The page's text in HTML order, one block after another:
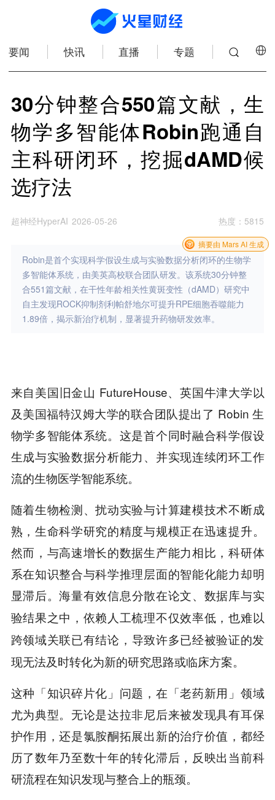
要闻 快讯 直播 专题
30分钟整合550篇文献，生
物学多智能体Robin跑通自
主科研闭环，挖掘dAMD候
选疗法
超神经HyperAI 2026-05-26 热度 ： 5815
Robin是首个实现科学假设生成与实验数据分析闭环的生物学
多智能体系统，由美英高校联合团队研发。该系统30分钟整
合551篇文献，在干性年龄相关性黄斑变性（dAMD）研究中
自主发现ROCK抑制剂利帕舒地尔可提升RPE细胞吞噬能力
1.89倍，揭示新治疗机制，显著提升药物研发效率。
摘要由 Mars AI 生成
来自美国旧金山 FutureHouse、英国牛津大学以
及美国福特汉姆大学的联合团队提出了 Robin 生
物学多智能体系统。这是首个同时融合科学假设
生成与实验数据分析能力、并实现连续闭环工作
流的生物医学智能系统。
随着生物检测、扰动实验与计算建模技术不断成
熟，生命科学研究的精度与规模正在迅速提升。
然而，与高速增长的数据生产能力相比，科研体
系在知识整合与科学推理层面的智能化能力却明
显滞后。海量有效信息分散在论文、数据库与实
验结果之中，依赖人工梳理不仅效率低，也难以
跨领域关联已有结论， 导致许多已经被验证的发
现无法及时转化为新的研究思路或临床方案。
这种「知识碎片化」问题，在「老药新用」领域
尤为典型。无论是达拉非尼后来被发现具有耳保
护作用，还是氯胺酮拓展出新的治疗价值，都经
历了数年乃至数十年的转化滞后，反映出当前科
研流程在知识发现与整合上的瓶颈。